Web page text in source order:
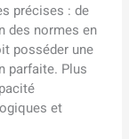
précises : de
des normes en
posséder une
parfaite. Plus
et